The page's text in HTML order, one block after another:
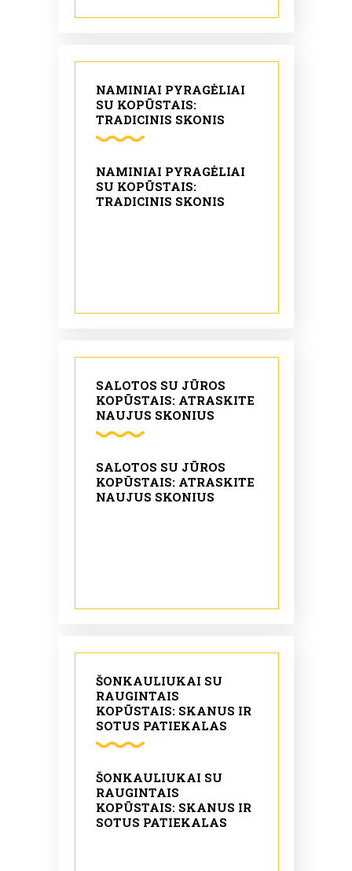
NAMINIAI PYRAGĖLIAI
SU KOPŪSTAIS:
TRADICINIS SKONIS
NAMINIAI PYRAGĖLIAI
SU KOPŪSTAIS:
TRADICINIS SKONIS
SALOTOS SU JŪROS
KOPŪSTAIS: ATRASKITE
NAUJUS SKONIUS
SALOTOS SU JŪROS
KOPŪSTAIS: ATRASKITE
NAUJUS SKONIUS
ŠONKAULIUKAI SU
RAUGINTAIS
KOPŪSTAIS: SKANUS IR
SOTUS PATIEKALAS
ŠONKAULIUKAI SU
RAUGINTAIS
KOPŪSTAIS: SKANUS IR
SOTUS PATIEKALAS